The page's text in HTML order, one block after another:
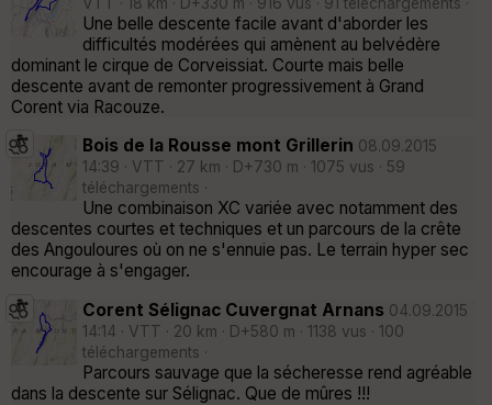
Une belle descente facile avant d'aborder les
difficultés modérées qui amènent au belvédère
dominant le cirque de Corveissiat. Courte mais belle
descente avant de remonter progressivement à Grand
Corent via Racouze.
Bois de la Rousse mont Grillerin 08.09.2015
14:39 · VTT · 27 km · D+730 m · 1075 vus · 59
téléchargements ·
Une combinaison XC variée avec notamment des
descentes courtes et techniques et un parcours de la crête
des Angouloures où on ne s'ennuie pas. Le terrain hyper sec
encourage à s'engager.
Corent Sélignac Cuvergnat Arnans 04.09.2015
14:14 · VTT · 20 km · D+580 m · 1138 vus · 100
téléchargements ·
Parcours sauvage que la sécheresse rend agréable
dans la descente sur Sélignac. Que de mûres !!!